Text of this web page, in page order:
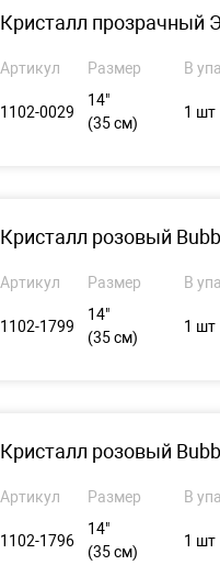
Кристалл прозрачный
Артикул Размер В
1102-0029
14"
(35 см)
1 шт
Кристалл розовый
Артикул Размер В
1102-1799
14"
(35 см)
1 шт
Кристалл розовый
Артикул Размер В
1102-1796
14"
(35 см)
1 шт